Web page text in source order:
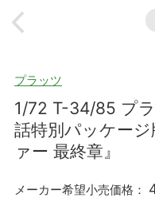
プラッツ
1/72 T-34/85 プ
話特別パッケー
ァー 最終章』
メーカー希望小売価格：